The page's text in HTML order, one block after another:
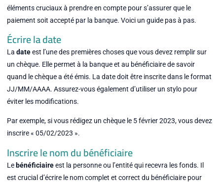
éléments cruciaux à prendre en compte pour s’assurer que le
paiement soit accepté par la banque. Voici un guide pas à pas.
Écrire la date
La dateest l’une des premières choses que vous devez remplir sur
un chèque. Elle permet à la banque et au bénéficiaire de savoir
quand le chèque a été émis. La date doit être inscrite dans le format
JJ/MM/AAAA. Assurez-vous également d’utiliser un stylo pour
éviter les modifications.
Par exemple, si vous rédigez un chèque le 5 février 2023, vous devez
inscrire « 05/02/2023 ».
Inscrire le nom du bénéficiaire
Le bénéficiaireest la personne ou l’entité qui recevra les fonds. Il
est crucial d’écrire le nom complet et correct du bénéficiaire pour